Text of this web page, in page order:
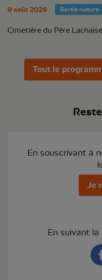
9 août 2026 Sortie nature
Cimetière du Père Lachaise
Tout le
En souscrivant à
Je
En suivant la